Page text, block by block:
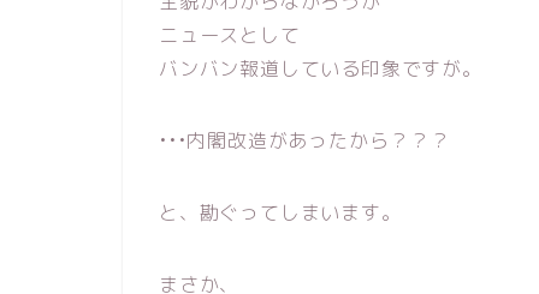
ニュースとして
バンバン報道している印象ですが。
•••内閣改造があったから？？？
と、勘ぐってしまいます。
まさか、